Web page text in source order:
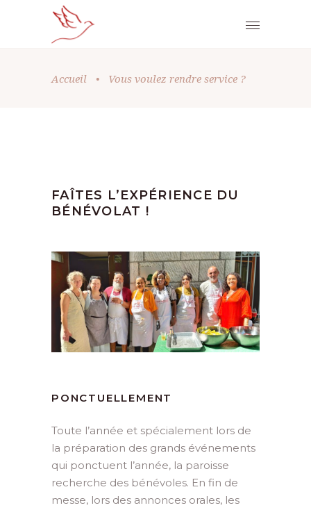
Accueil • Vous voulez rendre service ?
FAÎTES L’EXPÉRIENCE DU
BÉNÉVOLAT !
PONCTUELLEMENT
Toute l’année et spécialement lors de
la préparation des grands événements
qui ponctuent l’année, la paroisse
recherche des bénévoles. En fin de
messe, lors des annonces orales, les